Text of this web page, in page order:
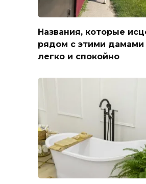
Названия, которые
рядом с этими
легко и спокойно